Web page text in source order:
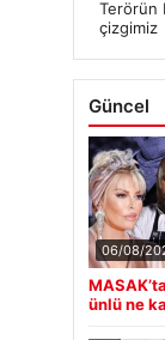
Terörün
çizgimiz
Güncel
06/08/
ünlü ne